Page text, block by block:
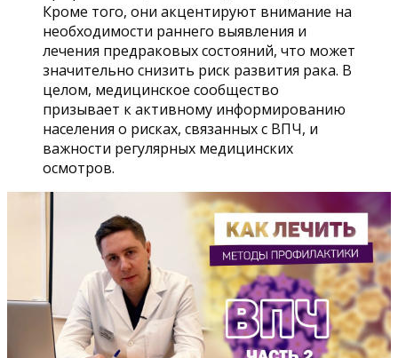
Кроме того, они акцентируют внимание на
необходимости раннего выявления и
лечения предраковых состояний, что может
значительно снизить риск развития рака. В
целом, медицинское сообщество
призывает к активному информированию
населения о рисках, связанных с ВПЧ, и
важности регулярных медицинских
осмотров.